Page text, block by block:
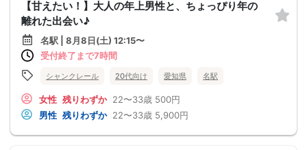
【甘えたい！】大人の年上男性と、ちょっぴり年の
離れた出会い♪
名駅 | 8月8日(土) 12:15〜
受付終了まで7時間
シャンクレール 20代向け 愛知県 名駅
女性 残りわずか 22〜33歳 500円
男性 残りわずか 22〜33歳 5,900円